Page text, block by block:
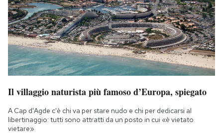
Il villaggio naturista più famoso d’Europa, spiegato
A Cap d'Agde c'è chi va per stare nudo e chi per dedicarsi al
libertinaggio: tutti sono attratti da un posto in cui «è vietato
vietare»